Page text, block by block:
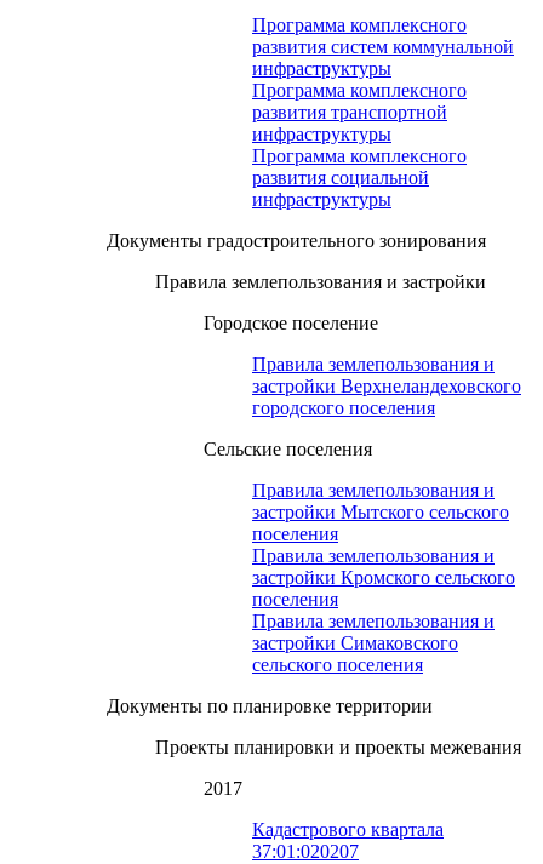
Программа комплексного
развития систем коммунальной
инфраструктуры
Программа комплексного
развития транспортной
инфраструктуры
Программа комплексного
развития социальной
инфраструктуры
Документы градостроительного зонирования
Правила землепользования и застройки
Городское поселение
Правила землепользования и
застройки Верхнеландеховского
городского поселения
Сельские поселения
Правила землепользования и
застройки Мытского сельского
поселения
Правила землепользования и
застройки Кромского сельского
поселения
Правила землепользования и
застройки Симаковского
сельского поселения
Документы по планировке территории
Проекты планировки и проекты межевания
2017
Кадастрового квартала
37:01:020207